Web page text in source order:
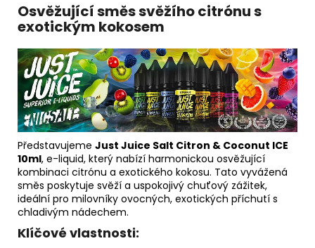
Osvěžující směs svěžího citrónu s
exotickým kokosem
Představujeme Just Juice Salt Citron & Coconut ICE
10ml, e-liquid, který nabízí harmonickou osvěžující
kombinaci citrónu a exotického kokosu. Tato vyvážená
směs poskytuje svěží a uspokojivý chuťový zážitek,
ideální pro milovníky ovocných, exotických příchutí s
chladivým nádechem.
Klíčové vlastnosti: